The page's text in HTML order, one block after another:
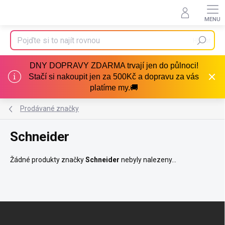
DNY DOPRAVY ZDARMA trvají jen do půlnoci!
Stačí si nakoupit jen za 500Kč a dopravu za vás
platíme my.🚚
Hledat
Prodávané značky
Schneider
Žádné produkty značkySchneider nebyly nalezeny...